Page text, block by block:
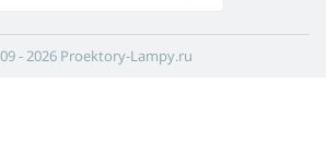
- 2026 Proektory-Lampy.ru